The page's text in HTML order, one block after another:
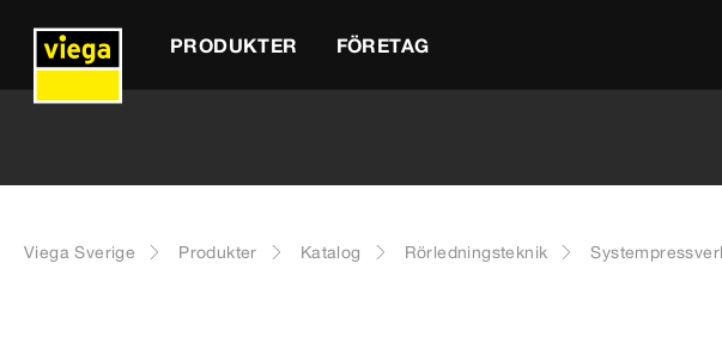
PRODUKTER FÖRETAG
Viega Sverige Produkter Katalog Rörledningsteknik